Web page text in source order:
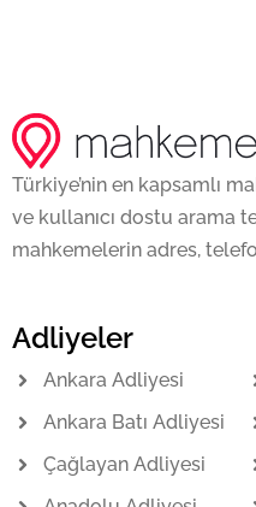
Türkiye’nin en kapsamlı
ve kullanıcı dostu arama
mahkemelerin adres,
Adliyeler
Ankara Adliyesi
Ankara Batı Adliyesi
Çağlayan Adliyesi